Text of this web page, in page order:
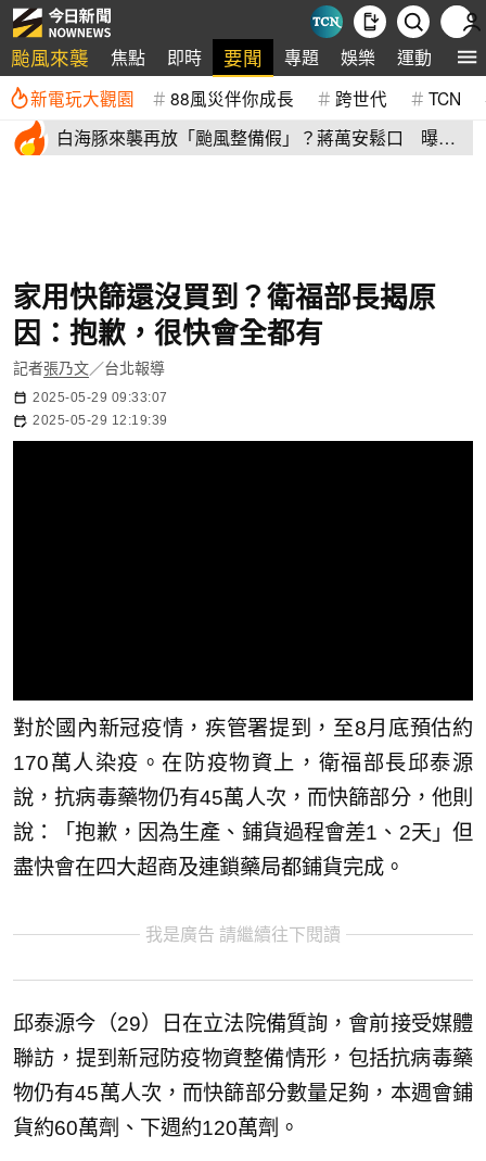
颱風來襲 焦點 即時 要聞 專題 娛樂 運動 全
新電玩大觀園 88風災伴你成長 跨世代 TCN
白海豚來襲再放「颱風整備假」？蔣萬安鬆口 曝這2
家用快篩還沒買到？衛福部長揭原
因：抱歉，很快會全都有
記者張乃文／台北報導
2025-05-29 09:33:07
2025-05-29 12:19:39
對於國內新冠疫情，疾管署提到，至8月底預估約
170萬人染疫。在防疫物資上，衛福部長邱泰源
說，抗病毒藥物仍有45萬人次，而快篩部分，他則
說：「抱歉，因為生產、鋪貨過程會差1、2天」但
盡快會在四大超商及連鎖藥局都鋪貨完成。
我是廣告 請繼續往下閱讀
邱泰源今（29）日在立法院備質詢，會前接受媒體
聯訪，提到新冠防疫物資整備情形，包括抗病毒藥
物仍有45萬人次，而快篩部分數量足夠，本週會鋪
貨約60萬劑、下週約120萬劑。